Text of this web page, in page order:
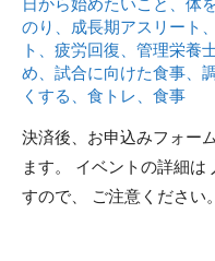
た
め
の
事
日から始めたいこと 、 体
のり 、 成長期アスリート 、
ト 、 疲労回復、 管理栄養
め、 試合に向けた食事、
くする 、 食トレ 、 食事
決済後、お申込みフォー
ます。 イベントの詳細は
すので、 ご注意ください。